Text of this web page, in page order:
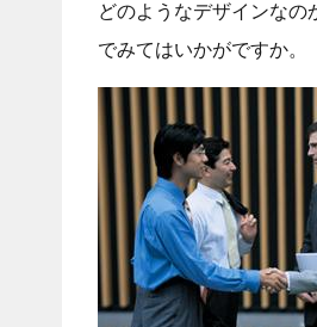
どのようなデザインなの
でみてはいかがですか。